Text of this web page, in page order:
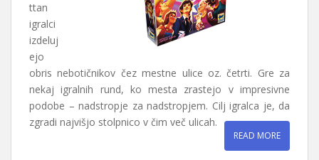
ttan
igralci
izdeluj
ejo
obris nebotičnikov čez mestne ulice oz. četrti. Gre za
nekaj igralnih rund, ko mesta zrastejo v impresivne
podobe – nadstropje za nadstropjem. Cilj igralca je, da
zgradi najvišjo stolpnico v čim več ulicah.
READ MORE